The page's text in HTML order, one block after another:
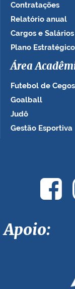
Contratações
Relatório anual
Cargos e Salários
Plano Estratégico
Área
Futebol de Cegos
Goalball
Judô
Gestão Esportiva